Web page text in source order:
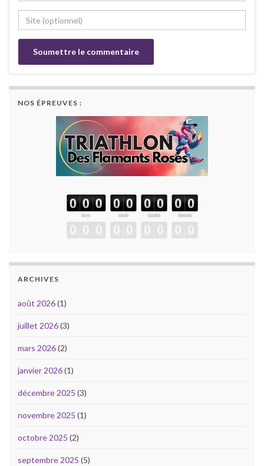
NOS ÉPREUVES :
ARCHIVES
août 2026(1)
juillet 2026(3)
mars 2026(2)
janvier 2026(1)
décembre 2025 (3)
novembre 2025 (1)
octobre 2025 (2)
septembre 2025 (5)